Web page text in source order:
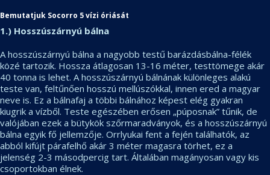
Bemutatjuk Socorro 5 vízi óriását
1.) Hosszúszárnyú bálna
A hosszúszárnyú bálna a nagyobb testű barázdásbálna-félék
közé tartozik. Hossza átlagosan 13-16 méter, testtömege akár
40 tonna is lehet. A hosszúszárnyú bálnának különleges alakú
teste van, feltűnően hosszú mellúszókkal, innen ered a magyar
neve is. Ez a bálnafaj a többi bálnához képest elég gyakran
kiugrik a vízből. Teste egészében erősen „púposnak” tűnik, de
valójában ezek a bütykök szőrmaradványok, és a hosszúszárnyú
bálna egyik fő jellemzője. Orrlyukai fent a fején találhatók, az
abból kifújt párafelhő akár 3 méter magasra törhet, ez a
jelenség 2-3 másodpercig tart. Általában magányosan vagy kis
csoportokban élnek.